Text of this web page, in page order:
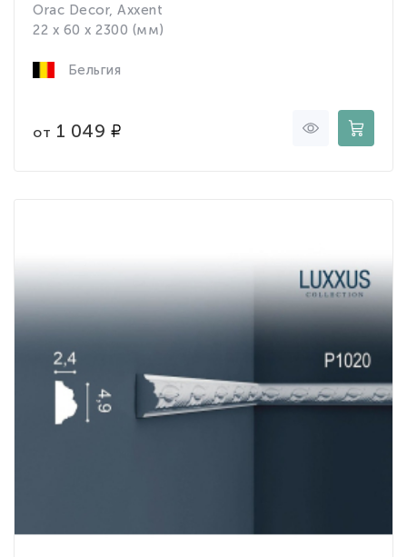
Orac Decor, Axxent
22 x 60 x 2300 (мм)
Бельгия
от 1 049